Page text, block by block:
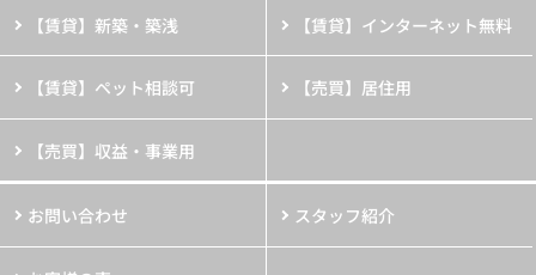
【賃貸】新築・築浅 【賃貸】インターネット無料
【賃貸】ペット相談可 【売買】居住用
【売買】収益・事業用
お問い合わせ スタッフ紹介